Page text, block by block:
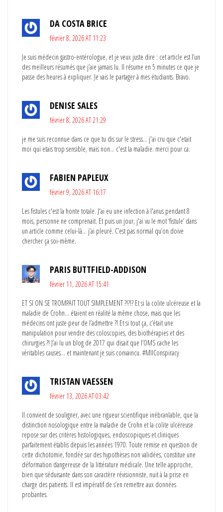
DA COSTA BRICE
février 8, 2026 AT 11:23
Je suis médecin gastro-entérologue, et je veux juste dire : cet article est l’un
des meilleurs résumés que j’aie jamais lu. Il résume en 5 minutes ce que je
passe des heures à expliquer. Je vais le partager à mes étudiants. Bravo.
DENISE SALES
février 8, 2026 AT 21:29
je me suis reconnue dans ce que tu dis sur le stress... j'ai cru que c'etait
moi qui etais trop sensible, mais non... c'est la maladie. merci pour ca.
FABIEN PAPLEUX
février 9, 2026 AT 16:17
Les fistules c'est la honte totale. J'ai eu une infection à l'anus pendant 8
mois, personne ne comprenait. Et puis un jour, j'ai vu le mot ‘fistule’ dans
un article comme celui-là… j’ai pleuré. C’est pas normal qu’on doive
chercher ça soi-même.
PARIS BUTTFIELD-ADDISON
février 11, 2026 AT 15:41
ET SI ON SE TROMPAIT TOUT SIMPLEMENT ?!?!? Et si la colite ulcéreuse et la
maladie de Crohn… étaient en réalité la même chose, mais que les
médecins ont juste peur de l’admettre ?! Et si tout ça, c’était une
manipulation pour vendre des coloscopies, des biothérapies et des
chirurgies ?! J’ai lu un blog de 2017 qui disait que l’OMS cache les
véritables causes… et maintenant je suis convaincu. #MIIConspiracy
TRISTAN VAESSEN
février 13, 2026 AT 03:42
Il convient de souligner, avec une rigueur scientifique inébranlable, que la
distinction nosologique entre la maladie de Crohn et la colite ulcéreuse
repose sur des critères histologiques, endoscopiques et cliniques
parfaitement établis depuis les années 1970. Toute remise en question de
cette dichotomie, fondée sur des hypothèses non validées, constitue une
déformation dangereuse de la littérature médicale. Une telle approche,
bien que séduisante dans son caractère révisionniste, nuit à la prise en
charge des patients. Il est impératif de s’en remettre aux données
probantes.